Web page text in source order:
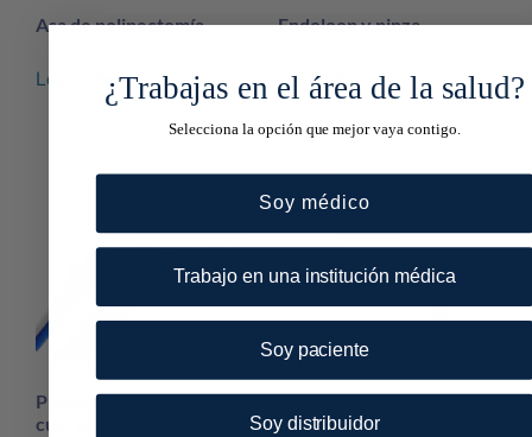
Asa de polipectomía
Leer más
Endoloop y pinza
Leer más
Pinzas de extracción de
cuerpo extraño
Red atrapa pólipos
¿Trabajas en el área de la salud?
Selecciona la opción que mejor vaya contigo.
Soy médico
Trabajo en una institución médica
Soy paciente
Soy distribuidor